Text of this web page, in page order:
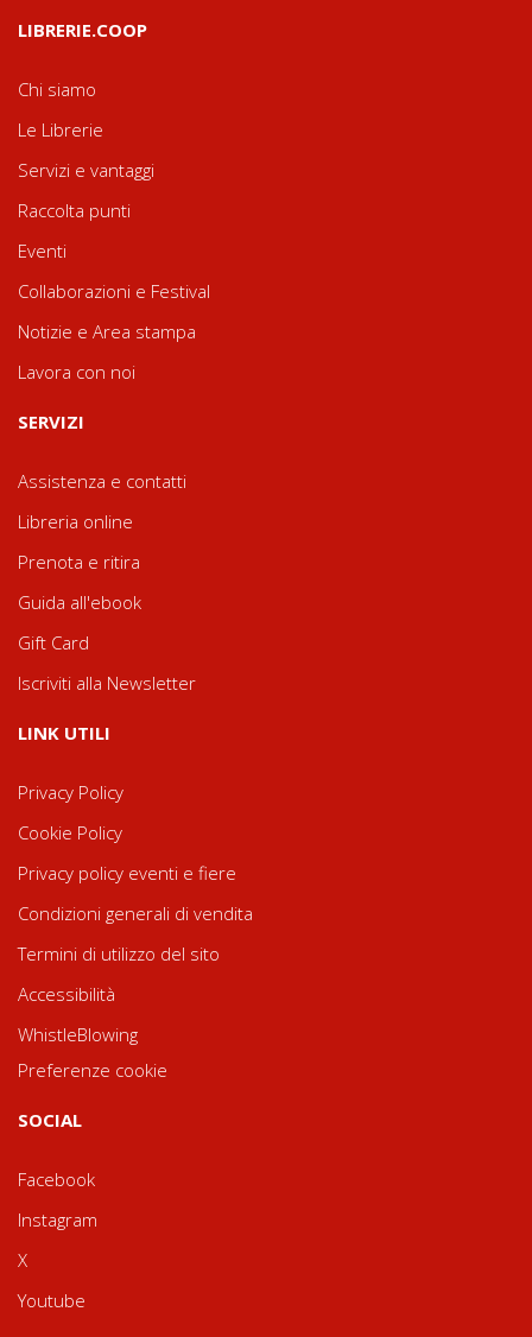
LIBRERIE.COOP
Chi siamo
Le Librerie
Servizi e vantaggi
Raccolta punti
Eventi
Collaborazioni e Festival
Notizie e Area stampa
Lavora con noi
SERVIZI
Assistenza e contatti
Libreria online
Prenota e ritira
Guida all'ebook
Gift Card
Iscriviti alla Newsletter
LINK UTILI
Privacy Policy
Cookie Policy
Privacy policy eventi e fiere
Condizioni generali di vendita
Termini di utilizzo del sito
Accessibilità
WhistleBlowing
Preferenze cookie
SOCIAL
Facebook
Instagram
X
Youtube